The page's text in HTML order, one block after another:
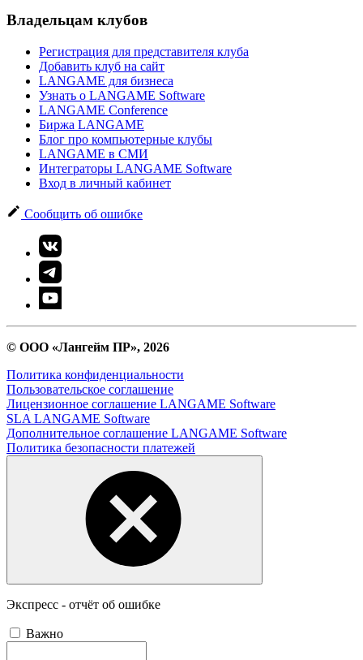
Владельцам клубов
Регистрация для представителя клуба
Добавить клуб на сайт
LANGAME для бизнеса
Узнать о LANGAME Software
LANGAME Conference
Биржа LANGAME
Блог про компьютерные клубы
LANGAME в СМИ
Интеграторы LANGAME Software
Вход в личный кабинет
Сообщить об ошибке
© ООО «Лангейм ПР», 2026
Политика конфиденциальности
Пользовательское соглашение
Лицензионное соглашение LANGAME Software
SLA LANGAME Software
Дополнительное соглашение LANGAME Software
Политика безопасности платежей
Экспресс - отчёт об ошибке
Важно